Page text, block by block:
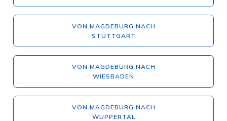
VON MAGDEBURG NACH
STUTTGART
VON MAGDEBURG NACH
WIESBADEN
VON MAGDEBURG NACH
WUPPERTAL